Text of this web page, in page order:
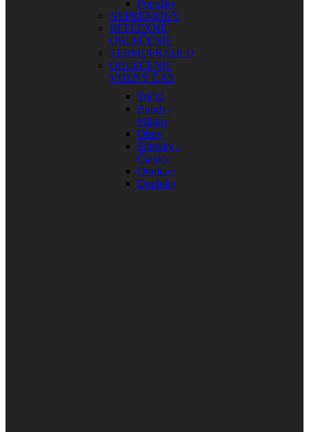
Ponožky
NEPREMOKY
REFLEXNÉ
OBLEČENIE
TERMOPRÁDLO
OBLEČENIE
VOĽNÝ ČAS
Tričká
Bundy /
Mikiny
Obuv
Šiltovky /
Čiapky
Okuliare
Doplnky